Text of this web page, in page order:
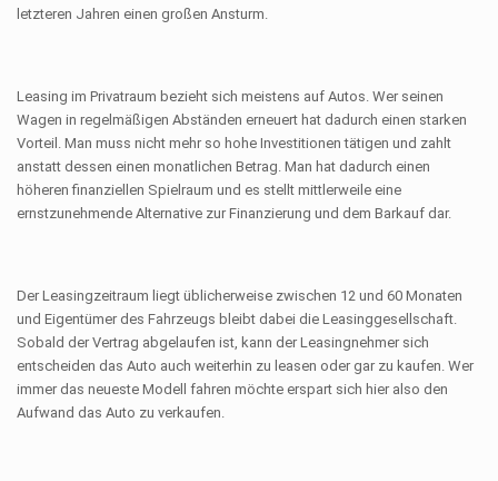
letzteren Jahren einen großen Ansturm.
Leasing im Privatraum bezieht sich meistens auf Autos. Wer seinen
Wagen in regelmäßigen Abständen erneuert hat dadurch einen starken
Vorteil. Man muss nicht mehr so hohe Investitionen tätigen und zahlt
anstatt dessen einen monatlichen Betrag. Man hat dadurch einen
höheren finanziellen Spielraum und es stellt mittlerweile eine
ernstzunehmende Alternative zur Finanzierung und dem Barkauf dar.
Der Leasingzeitraum liegt üblicherweise zwischen 12 und 60 Monaten
und Eigentümer des Fahrzeugs bleibt dabei die Leasinggesellschaft.
Sobald der Vertrag abgelaufen ist, kann der Leasingnehmer sich
entscheiden das Auto auch weiterhin zu leasen oder gar zu kaufen. Wer
immer das neueste Modell fahren möchte erspart sich hier also den
Aufwand das Auto zu verkaufen.